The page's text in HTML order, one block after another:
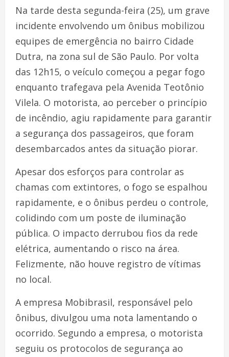
Na tarde desta segunda-feira (25), um grave
incidente envolvendo um ônibus mobilizou
equipes de emergência no bairro Cidade
Dutra, na zona sul de São Paulo. Por volta
das 12h15, o veículo começou a pegar fogo
enquanto trafegava pela Avenida Teotônio
Vilela. O motorista, ao perceber o princípio
de incêndio, agiu rapidamente para garantir
a segurança dos passageiros, que foram
desembarcados antes da situação piorar.
Apesar dos esforços para controlar as
chamas com extintores, o fogo se espalhou
rapidamente, e o ônibus perdeu o controle,
colidindo com um poste de iluminação
pública. O impacto derrubou fios da rede
elétrica, aumentando o risco na área.
Felizmente, não houve registro de vítimas
no local.
A empresa Mobibrasil, responsável pelo
ônibus, divulgou uma nota lamentando o
ocorrido. Segundo a empresa, o motorista
seguiu os protocolos de segurança ao